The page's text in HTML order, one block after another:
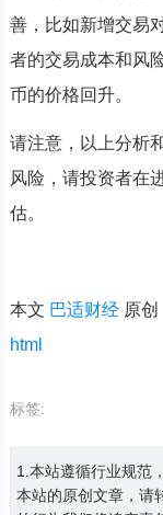
善，比如新增交易
者的交易成本和风
币的价格回升。
请注意，以上分析
风险，请投资者在
估。
本文 巴适财经原创
html
标签:
1.本站遵循行业规范
本站的原创文章，请